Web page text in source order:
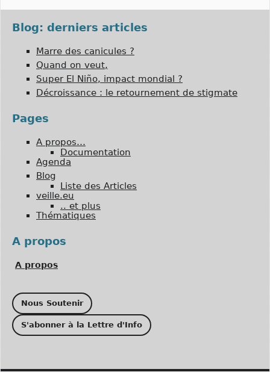
Blog: derniers articles
Marre des canicules ?
Quand on veut,
Super El Niño, impact mondial ?
Décroissance : le retournement de stigmate
Pages
A propos…
Documentation
Agenda
Blog
Liste des Articles
veille.eu
.. et plus
Thématiques
A propos
A propos
Nous Soutenir
S'abonner à la Lettre d'Info